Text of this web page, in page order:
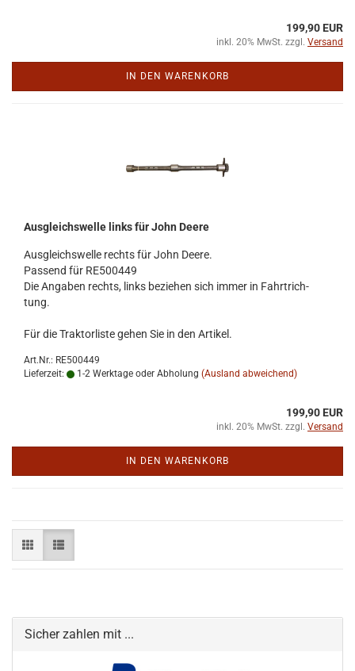
199,90 EUR
inkl. 20% MwSt. zzgl. Versand
IN DEN WARENKORB
Aus­gleichs­wel­le links für John Deere
Aus­gleichs­wel­le rechts für John Deere.
Pas­send für RE500449
Die An­ga­ben rechts, links be­zie­hen sich immer in Fahrt­rich­
tung.
Für die Trak­tor­lis­te gehen Sie in den Ar­ti­kel.
Art.Nr.: RE500449
Lieferzeit:
1-2 Werktage oder Abholung (Ausland abweichend)
199,90 EUR
inkl. 20% MwSt. zzgl. Versand
IN DEN WARENKORB
Sicher zahlen mit ...